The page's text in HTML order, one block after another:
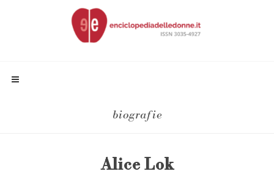
biografie
Alice Lok